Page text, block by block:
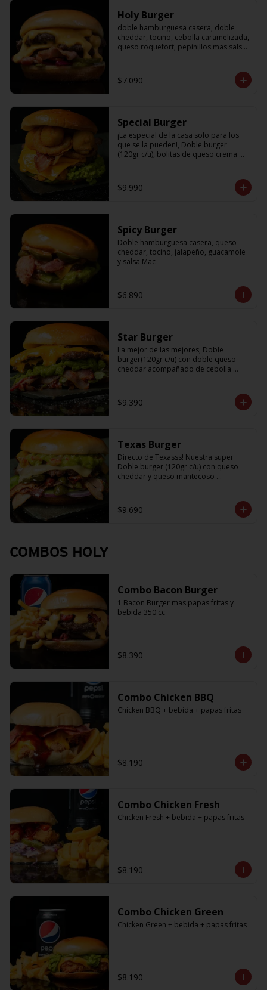
Holy Burger
doble hamburguesa casera, doble
cheddar, tocino, cebolla caramelizada,
queso roquefort, pepinillos mas salsa
$7.090
Special Burger
¡La especial de la casa solo para los
que se la pueden!, Doble burger
(120gr c/u), bolitas de queso crema
holy
$9.990
Spicy Burger
Doble hamburguesa casera, queso
cheddar, tocino, jalapeño, guacamole
y salsa Mac
$6.890
Star Burger
La mejor de las mejores, Doble
burger(120gr c/u) con doble queso
cheddar acompañado de cebolla
$9.390
Texas Burger
Directo de Texasss! Nuestra super
Doble burger (120gr c/u) con queso
cheddar y queso mantecoso
sabroso guamacole
$9.690
COMBOS HOLY
Combo Bacon Burger
1 Bacon Burger mas papas fritas y
bebida 350 cc
$8.390
Combo Chicken BBQ
Chicken BBQ + bebida + papas fritas
$8.190
Combo Chicken Fresh
Chicken Fresh + bebida + papas fritas
$8.190
Combo Chicken Green
Chicken Green + bebida + papas fritas
$8.190